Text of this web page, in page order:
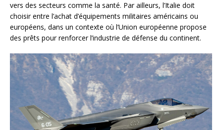
vers des secteurs comme la santé. Par ailleurs, l’Italie doit
choisir entre l’achat d’équipements militaires américains ou
européens, dans un contexte où l’Union européenne propose
des prêts pour renforcer l’industrie de défense du continent.